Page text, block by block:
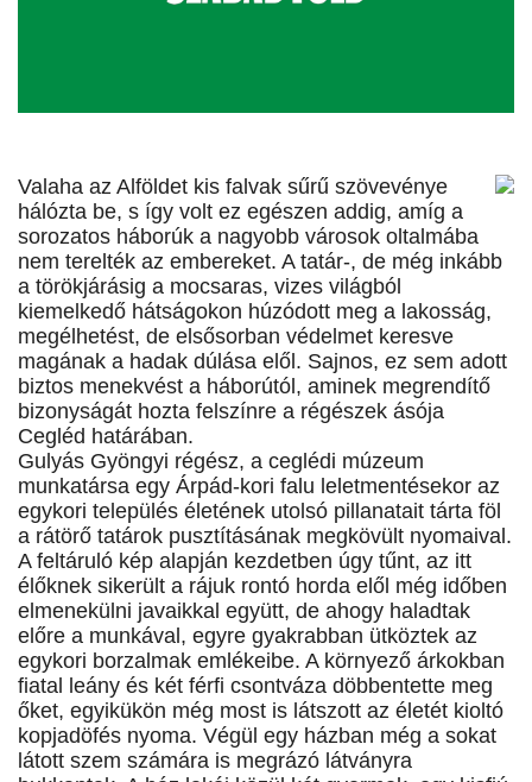
Valaha az Alföldet kis falvak sűrű szövevénye
hálózta be, s így volt ez egészen addig, amíg a
sorozatos háborúk a nagyobb városok oltalmába
nem terelték az embereket. A tatár-, de még inkább
a törökjárásig a mocsaras, vizes világból
kiemelkedő hátságokon húzódott meg a lakosság,
megélhetést, de elsősorban védelmet keresve
magának a hadak dúlása elől. Sajnos, ez sem adott
biztos menekvést a háborútól, aminek megrendítő
bizonyságát hozta felszínre a régészek ásója
Cegléd határában.
Gulyás Gyöngyi régész, a ceglédi múzeum
munkatársa egy Árpád-kori falu leletmentésekor az
egykori település életének utolsó pillanatait tárta föl
a rátörő tatárok pusztításának megkövült nyomaival.
A feltáruló kép alapján kezdetben úgy tűnt, az itt
élőknek sikerült a rájuk rontó horda elől még időben
elmenekülni javaikkal együtt, de ahogy haladtak
előre a munkával, egyre gyakrabban ütköztek az
egykori borzalmak emlékeibe. A környező árkokban
fiatal leány és két férfi csontváza döbbentette meg
őket, egyikükön még most is látszott az életét kioltó
kopjadöfés nyoma. Végül egy házban még a sokat
látott szem számára is megrázó látványra